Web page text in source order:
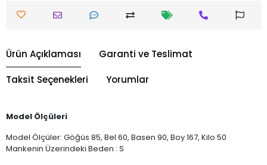
Ürün Açıklaması Garanti ve Teslimat
Taksit Seçenekleri Yorumlar
Model Ölçüleri
Model Ölçüler: Göğüs 85, Bel 60, Basen 90, Boy 167, Kilo 50
Mankenin Üzerindeki Beden : S